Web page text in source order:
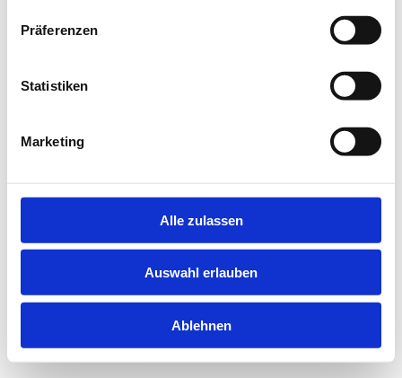
Präferenzen
Statistiken
Marketing
Alle zulassen
Auswahl erlauben
Ablehnen